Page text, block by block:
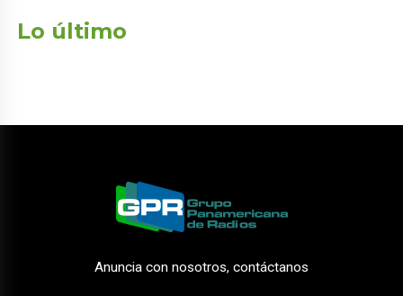
Lo último
Anuncia con nosotros, contáctanos